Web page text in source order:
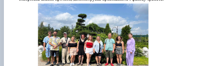
- 20.05.2022 р.), випускник 1999 року.
ТЕРЕЩЕНКО Ростислав Віталійович
- 28.12.2023 р.), студент 2 курсу з…
ТУШАКОВСЬКИЙ Борис Олександрович
(02.05.1981 - 02.02.2025 р.), випускник 2003 р…
ШЕВЧЕНКО Володимир В’ячеславович